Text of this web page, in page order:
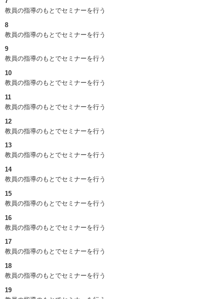
教員の指導のもとでセミナーを行う
8
教員の指導のもとでセミナーを行う
9
教員の指導のもとでセミナーを行う
10
教員の指導のもとでセミナーを行う
11
教員の指導のもとでセミナーを行う
12
教員の指導のもとでセミナーを行う
13
教員の指導のもとでセミナーを行う
14
教員の指導のもとでセミナーを行う
15
教員の指導のもとでセミナーを行う
16
教員の指導のもとでセミナーを行う
17
教員の指導のもとでセミナーを行う
18
教員の指導のもとでセミナーを行う
19